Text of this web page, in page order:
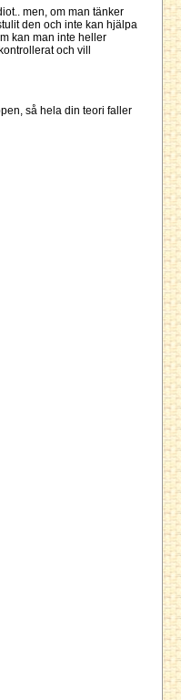
men, om man tänker
den och inte kan hjälpa
kan man inte heller
och vill
så hela din teori faller